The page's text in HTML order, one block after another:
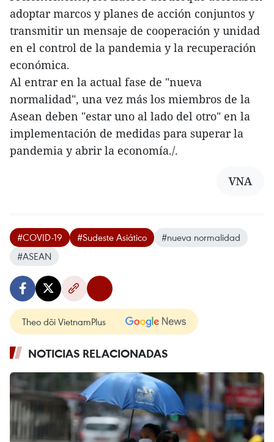
adoptar marcos y planes de acción conjuntos y
transmitir un mensaje de cooperación y unidad
en el control de la pandemia y la recuperación
económica.
Al entrar en la actual fase de "nueva
normalidad", una vez más los miembros de la
Asean deben "estar uno al lado del otro" en la
implementación de medidas para superar la
pandemia y abrir la economía./.
VNA
#COVID-19 #Sudeste Asiático
#nueva normalidad
#ASEAN
Theo dõi VietnamPlus
NOTICIAS RELACIONADAS